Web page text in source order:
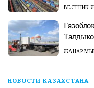
ВЕСТНИК
ЖАНАР
НОВОСТИ КАЗАХСТАНА